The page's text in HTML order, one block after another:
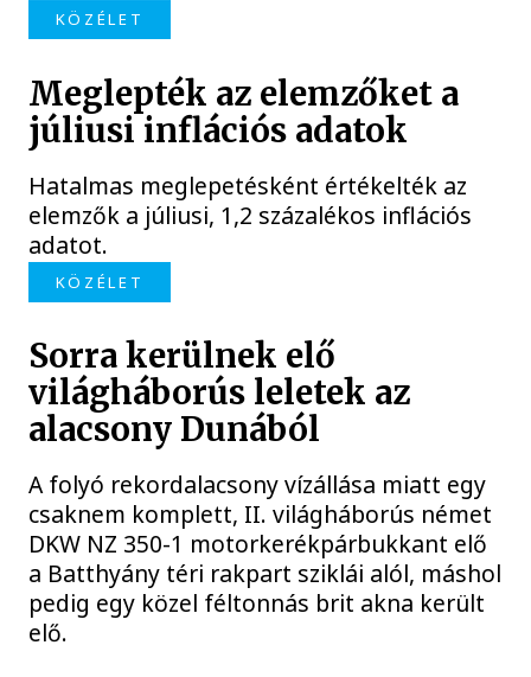
KÖZÉLET
Meglepték az elemzőket a
júliusi inflációs adatok
Hatalmas meglepetésként értékelték az
elemzők a júliusi, 1,2 százalékos inflációs
adatot.
KÖZÉLET
Sorra kerülnek elő
világháborús leletek az
alacsony Dunából
A folyó rekordalacsony vízállása miatt egy
csaknem komplett, II. világháborús német
DKW NZ 350-1 motorkerékpárbukkant elő
a Batthyány téri rakpart sziklái alól, máshol
pedig egy közel féltonnás brit akna került
elő.